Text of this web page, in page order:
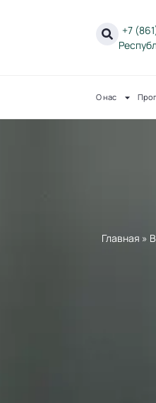
+7
О нас
Главная »